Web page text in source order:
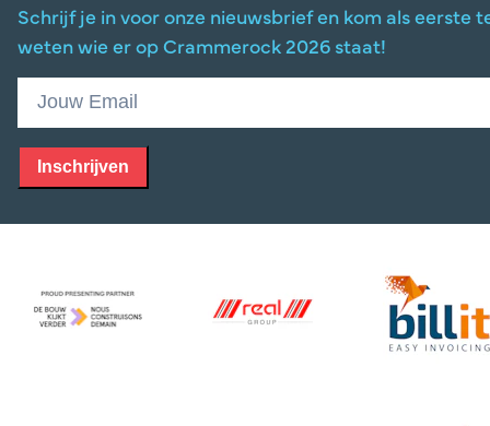
Schrijf je in voor onze nieuwsbrief en kom als eerste
weten wie er op Crammerock 2026 staat!
Inschrijven